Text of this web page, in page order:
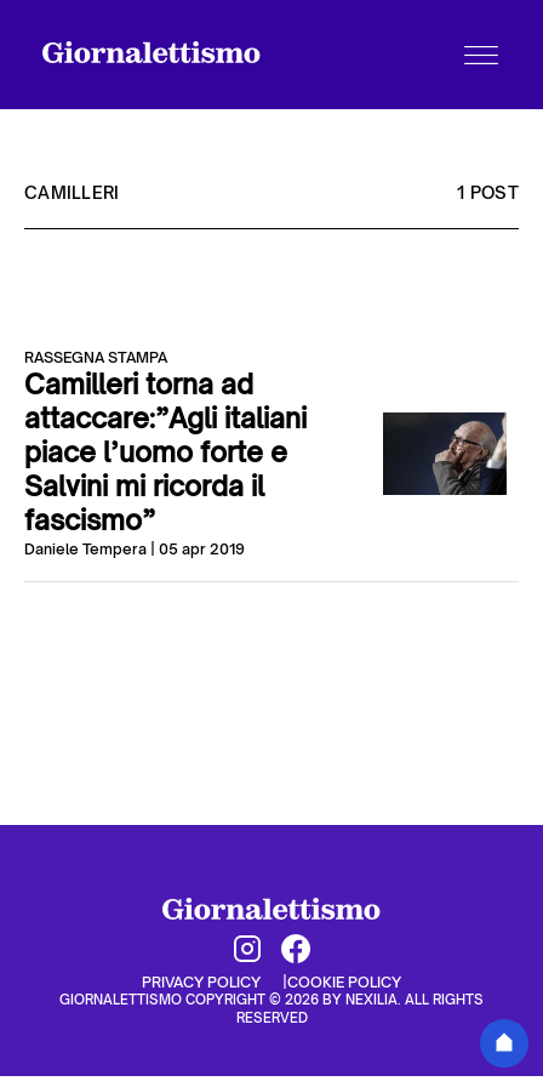
Chi siamo
Contatti
CAMILLERI 1 POST
RASSEGNA STAMPA
Camilleri torna ad
attaccare:”Agli italiani
piace l’uomo forte e
Salvini mi ricorda il
fascismo”
Daniele Tempera | 05 apr 2019
PRIVACY POLICY COOKIE POLICY
GIORNALETTISMO COPYRIGHT © 2026 BY NEXILIA. ALL RIGHTS
RESERVED